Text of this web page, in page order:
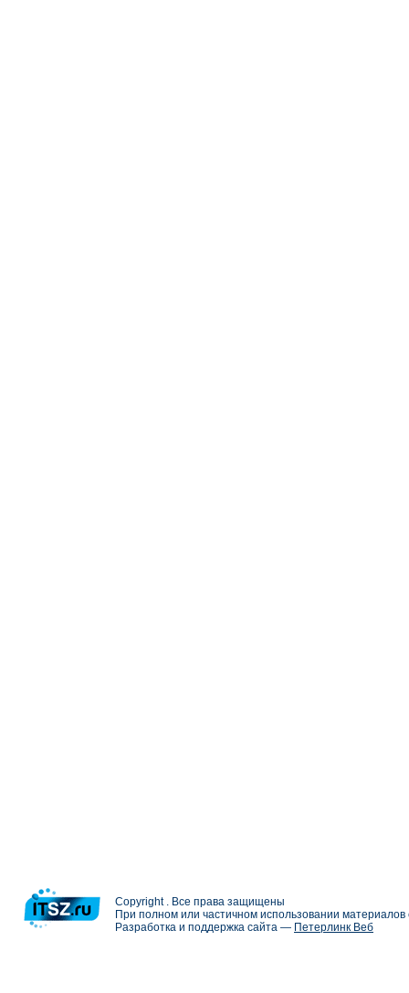
Copyright . Все права защищены
При полном или частичном использовании
Разработка и поддержка сайта — Петерлинк Веб